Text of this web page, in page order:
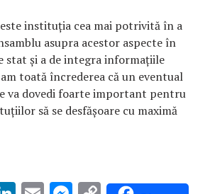
instituția cea mai potrivită în a
asupra acestor aspecte în
și a de integra informațiile
toată încrederea că un eventual
va dovedi foarte important pentru
să se desfășoare cu maximă